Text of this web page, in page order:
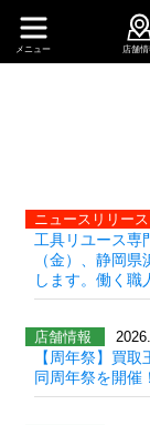
店舗情
メニュー
ニュースリリース
工具リユース専
（金）、静岡
します。働く職
店舗情報
【周年祭】買
同周年祭を開催